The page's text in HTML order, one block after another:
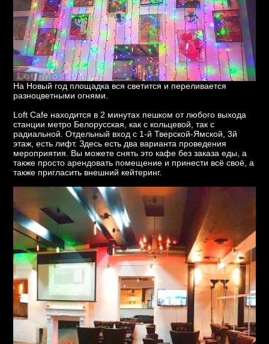
На Новый год площадка вся светится и переливается
разноцветными огнями.
Loft Cafe находится в 2 минутах пешком от любого выхода
станции метро Белорусская, как с кольцевой, так с
радиальной. Отдельный вход с 1-й Тверской-Ямской, 3й
этаж, есть лифт. Здесь есть два варианта проведения
мероприятия. Вы можете снять это кафе без заказа еды, а
также просто арендовать помещение и принести всё своё, а
также пригласить внешний кейтеринг.